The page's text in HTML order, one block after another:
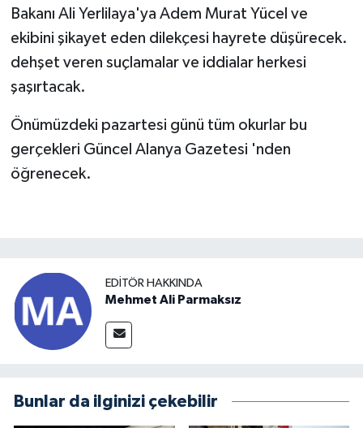
Bakanı Ali Yerlilaya'ya Adem Murat Yücel ve
ekibini şikayet eden dilekçesi hayrete düşürecek.
dehşet veren suçlamalar ve iddialar herkesi
şaşırtacak.
Önümüzdeki pazartesi günü tüm okurlar bu
gerçekleri Güncel Alanya Gazetesi 'nden
öğrenecek.
EDITÖR HAKKINDA
Mehmet Ali Parmaksız
Bunlar da ilginizi çekebilir